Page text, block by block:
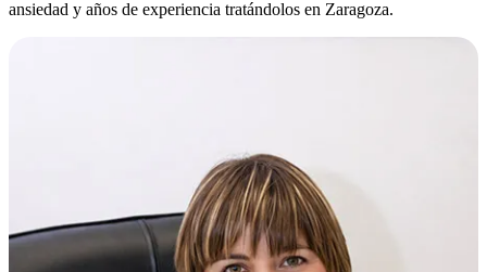
ansiedad y años de experiencia tratándolos en Zaragoza.